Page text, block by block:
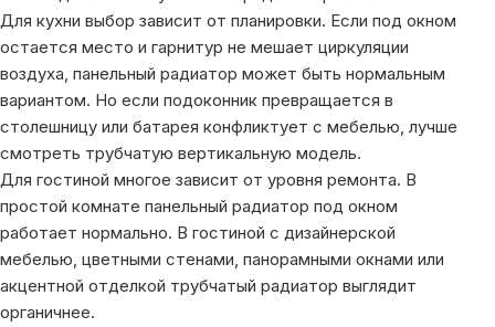
Для кухни выбор зависит от планировки. Если под окном
остается место и гарнитур не мешает циркуляции
воздуха, панельный радиатор может быть нормальным
вариантом. Но если подоконник превращается в
столешницу или батарея конфликтует с мебелью, лучше
смотреть трубчатую вертикальную модель.
Для гостиной многое зависит от уровня ремонта. В
простой комнате панельный радиатор под окном
работает нормально. В гостиной с дизайнерской
мебелью, цветными стенами, панорамными окнами или
акцентной отделкой трубчатый радиатор выглядит
органичнее.